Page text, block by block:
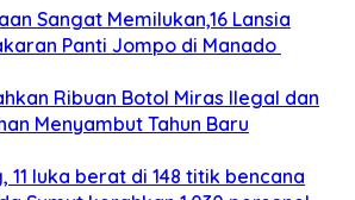
Sangat Memilukan,16 Lansia
Panti Jompo di Manado
Ribuan Botol Miras Ilegal dan
Menyambut Tahun Baru
11 luka berat di 148 titik bencana